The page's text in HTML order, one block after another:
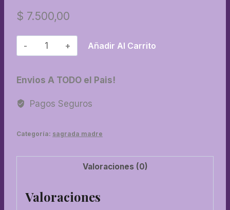
$ 7.500,00
09-
Kit
energetica
cantidad
Añadir Al Carrito
Envios A TODO el Pais!
Pagos Seguros
Categoría: sagrada madre
Valoraciones (0)
Valoraciones